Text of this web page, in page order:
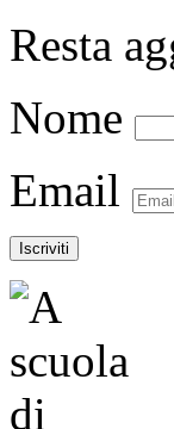
Resta
Nome
Email